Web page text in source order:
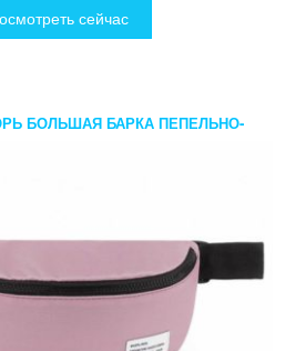
сейчас
БОЛЬШАЯ БАРКА ПЕПЕЛЬНО-